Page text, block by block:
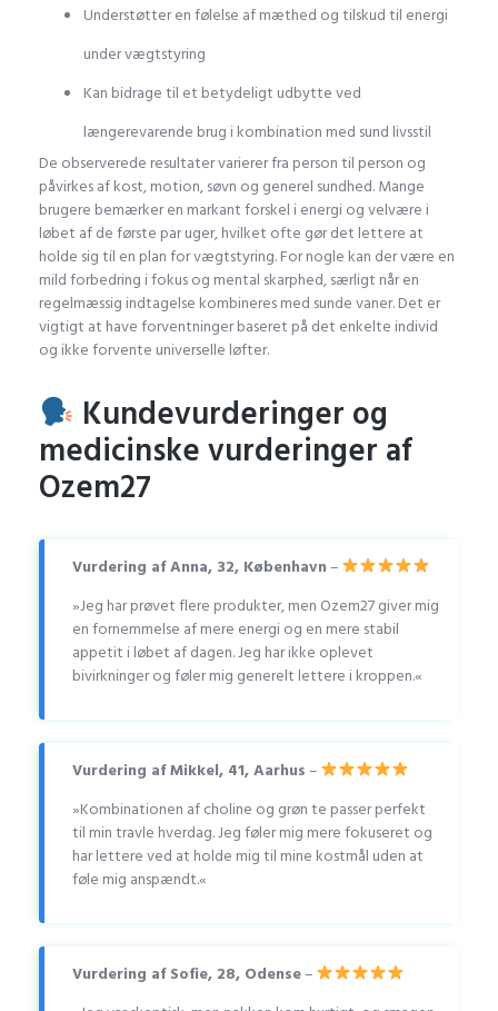
Understøtter en følelse af mæthed og tilskud til energi
under vægtstyring
Kan bidrage til et betydeligt udbytte ved
længerevarende brug i kombination med sund livsstil
De observerede resultater varierer fra person til person og
påvirkes af kost, motion, søvn og generel sundhed. Mange
brugere bemærker en markant forskel i energi og velvære i
løbet af de første par uger, hvilket ofte gør det lettere at
holde sig til en plan for vægtstyring. For nogle kan der være en
mild forbedring i fokus og mental skarphed, særligt når en
regelmæssig indtagelse kombineres med sunde vaner. Det er
vigtigt at have forventninger baseret på det enkelte individ
og ikke forvente universelle løfter.
Kundevurderinger og
medicinske vurderinger af
Ozem27
Vurdering af Anna, 32, København–
»Jeg har prøvet flere produkter, men Ozem27 giver mig
en fornemmelse af mere energi og en mere stabil
appetit i løbet af dagen. Jeg har ikke oplevet
bivirkninger og føler mig generelt lettere i kroppen.«
Vurdering af Mikkel, 41, Aarhus–
»Kombinationen af choline og grøn te passer perfekt
til min travle hverdag. Jeg føler mig mere fokuseret og
har lettere ved at holde mig til mine kostmål uden at
føle mig anspændt.«
Vurdering af Sofie, 28, Odense–